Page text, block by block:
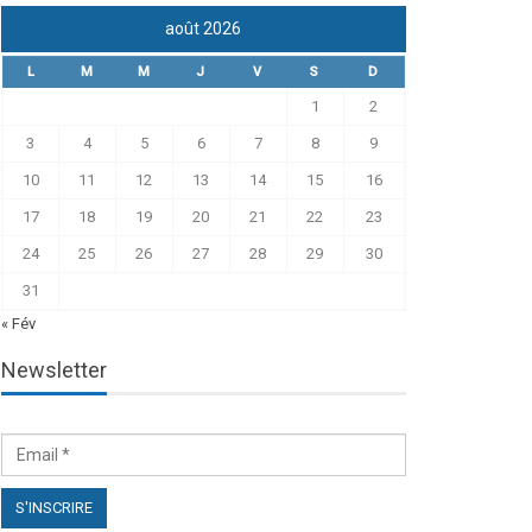
août 2026
L M M J V S D
1 2
3 4 5 6 7 8 9
10 11 12 13 14 15 16
17 18 19 20 21 22 23
24 25 26 27 28 29 30
31
« Fév
Newsletter